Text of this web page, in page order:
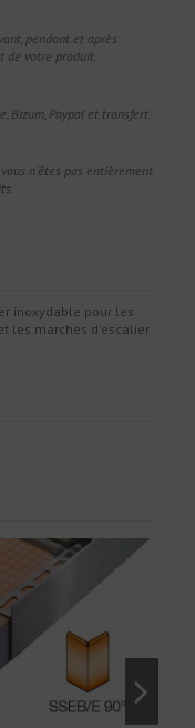
pendant et après
de votre produit.
Bizum, Paypal et transfert.
n'êtes pas entièrement
inoxydable pour les
les marches d'escalier